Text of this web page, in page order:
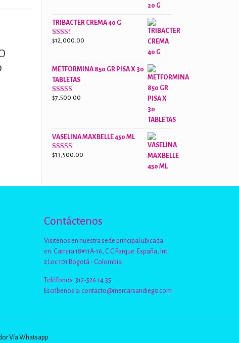
TRIBACTER CREMA 40 G
Valorado
$12,000.00
METFORMINA 850 GR PISA X 30
TABLETAS
Valorado
$7,500.00
VASELINA MAXBELLE 450 ML
Valorado
$13,500.00
Contáctenos
Visitenos en nuestra sede principal ubicada
en: Carrera 18#11A-16, C.C Parque. España, Int.
2 Loc 101 Bogotá - Colombia.
Teléfonos: 312-526.14.35
Escríbenos a: contacto@mercarsandiego.com
Vía Whatsapp